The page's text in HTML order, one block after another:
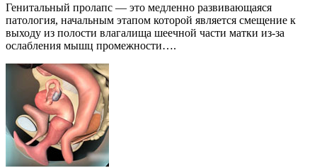
Генитальный пролапс — это медленно развивающаяся
патология, начальным этапом которой является смещение к
выходу из полости влагалища шеечной части матки из-за
ослабления мышц промежности….